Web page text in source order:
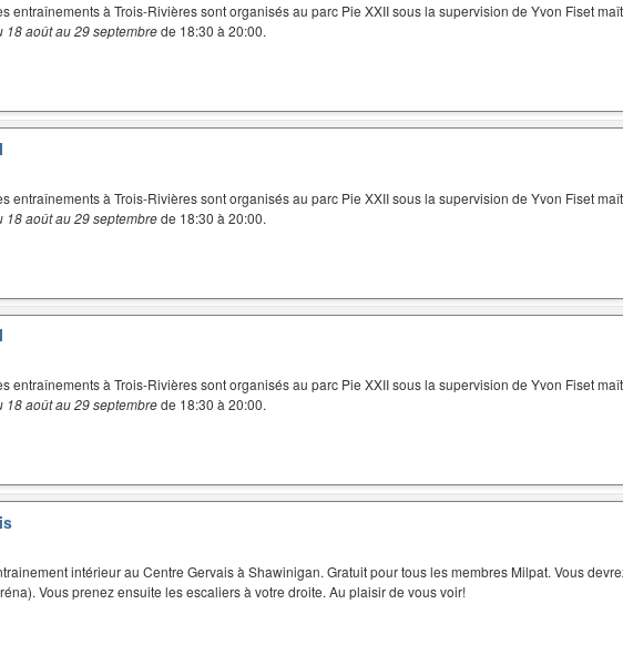
entraînements à Trois-Rivières sont organisés au parc Pie XXII sous la supervision de Yvon Fiset
18 août au 29 septembrede 18:30 à 20:00.
entraînements à Trois-Rivières sont organisés au parc Pie XXII sous la supervision de Yvon Fiset
18 août au 29 septembrede 18:30 à 20:00.
entraînements à Trois-Rivières sont organisés au parc Pie XXII sous la supervision de Yvon Fiset
18 août au 29 septembrede 18:30 à 20:00.
intérieur au Centre Gervais à Shawinigan. Gratuit pour tous les membres Milpat. Vous
Vous prenez ensuite les escaliers à votre droite. Au plaisir de vous voir!